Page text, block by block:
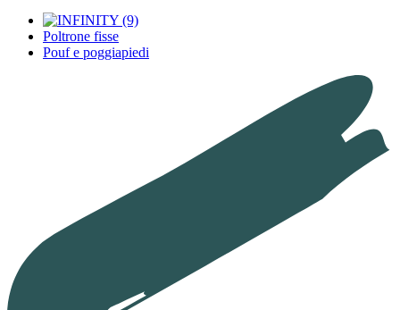
Poltrone fisse
Pouf e poggiapiedi